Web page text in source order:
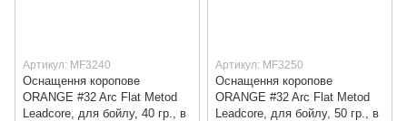
Артикул: MF3240
Оснащення коропове
ORANGE #32 Arc Flat Metod
Leadcore, для бойлу, 40 гр., в
Артикул: MF3250
Оснащення коропове
ORANGE #32 Arc Flat Metod
Leadcore, для бойлу, 50 гр., в